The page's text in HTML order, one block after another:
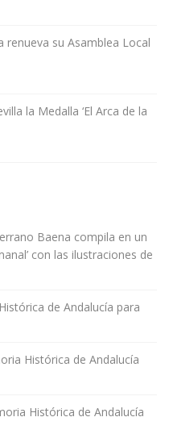
renueva su Asamblea Local
la Medalla ‘El Arca de la
Baena compila en un
con las ilustraciones de
de Andalucía para
Histórica de Andalucía
Histórica de Andalucía